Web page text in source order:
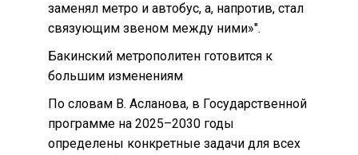
заменял метро и автобус, а, напротив, стал
связующим звеном между ними»".
Бакинский метрополитен готовится к
большим изменениям
По словам В. Асланова, в Государственной
программе на 2025–2030 годы
определены конкретные задачи для всех